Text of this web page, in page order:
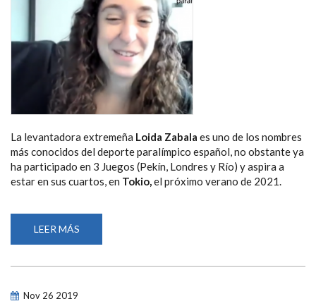
La levantadora extremeña Loida Zabala es uno de los nombres
más conocidos del deporte paralímpico español, no obstante ya
ha participado en 3 Juegos (Pekín, Londres y Río) y aspira a
estar en sus cuartos, en Tokio,el próximo verano de 2021.
LEER MÁS
ZABALA:
AÑO
Nov 26 2019